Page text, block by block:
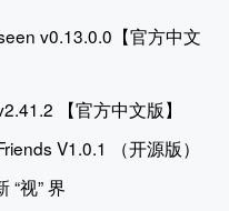
v0.13.0.0【官方中文
【官方中文版】
V1.0.1 （开源版）
“视” 界